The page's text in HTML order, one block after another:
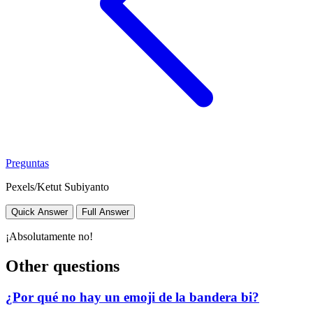
Preguntas
Pexels/Ketut Subiyanto
Quick Answer Full Answer
¡Absolutamente no!
Other questions
¿Por qué no hay un emoji de la bandera bi?